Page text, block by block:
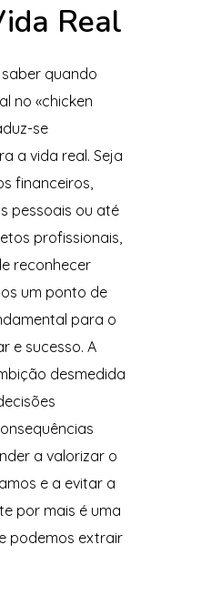
Real
quando
no «chicken
se
a vida real. Seja
financeiros,
pessoais ou até
profissionais,
reconhecer
um ponto de
para o
e sucesso. A
desmedida
a valorizar o
e a evitar a
por mais é uma
podemos extrair